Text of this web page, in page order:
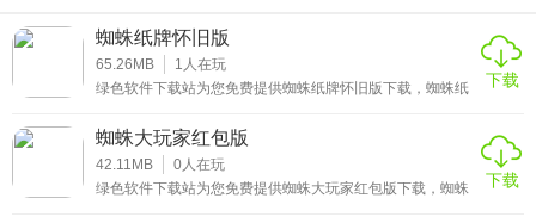
2、安卓机型全适配：变形坦克 2 手机安卓版对硬件要求低，
千元机也能满帧运行，无闪退、掉帧等问题，适配性强。​
3、零氪金畅玩无压力：所有核心坦克与玩法均可通过游戏内
金币、任务获取，无强制付费项目，平民玩家也能体验全部
蜘蛛纸牌怀旧版
65.26MB 1 人在玩
绿色软件下载站为您免费提供蜘蛛纸牌怀旧版下载，蜘蛛纸
汁原味的玩法和复古风格成为休闲娱乐的热门选择。想要重
温童年电脑端的欢乐时光，玩家可以轻松获取蜘蛛纸牌怀旧
版下载免费版，无需付费就能畅享纯粹的游戏乐趣。而蜘蛛
纸牌怀旧版手机安卓版则完美适配各类移动设备，无论是通
下载
蜘蛛大玩家红包版
42.11MB 0人在玩
绿色软件下载站为您免费提供蜘蛛大玩家红包版下载，蜘蛛
下载